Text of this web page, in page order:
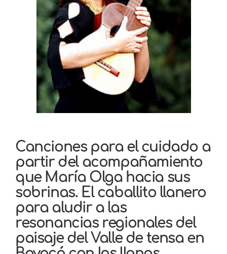
Canciones para el cuidado a
partir del acompañamiento
que María Olga hacia sus
sobrinas. El caballito llanero
para aludir a las
resonancias regionales del
paisaje del Valle de tensa en